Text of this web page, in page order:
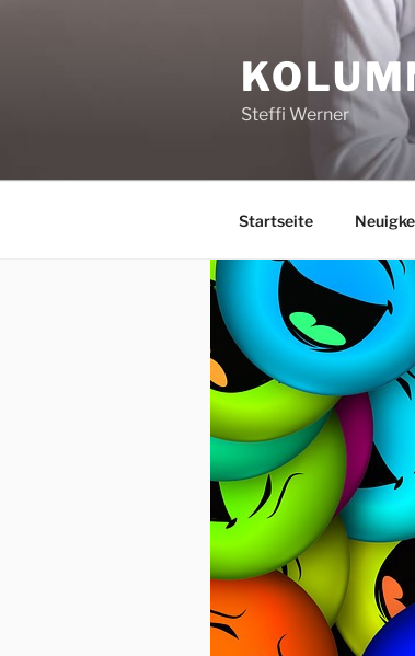
Steffi Werner
Startseite